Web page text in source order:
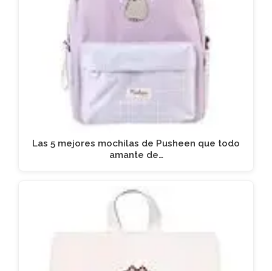
Las 5 mejores mochilas de Pusheen que todo
amante de…